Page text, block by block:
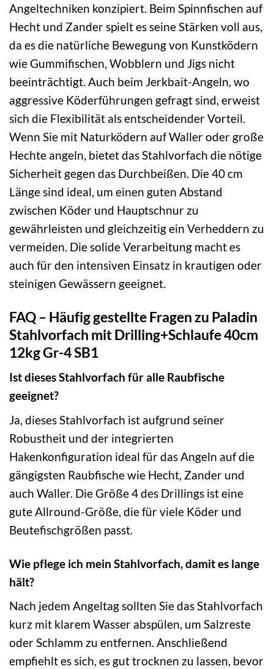
Angeltechniken konzipiert. Beim Spinnfischen auf
Hecht und Zander spielt es seine Stärken voll aus,
da es die natürliche Bewegung von Kunstködern
wie Gummifischen, Wobblern und Jigs nicht
beeinträchtigt. Auch beim Jerkbait-Angeln, wo
aggressive Köderführungen gefragt sind, erweist
sich die Flexibilität als entscheidender Vorteil.
Wenn Sie mit Naturködern auf Waller oder große
Hechte angeln, bietet das Stahlvorfach die nötige
Sicherheit gegen das Durchbeißen. Die 40 cm
Länge sind ideal, um einen guten Abstand
zwischen Köder und Hauptschnur zu
gewährleisten und gleichzeitig ein Verheddern zu
vermeiden. Die solide Verarbeitung macht es
auch für den intensiven Einsatz in krautigen oder
steinigen Gewässern geeignet.
FAQ – Häufig gestellte Fragen zu Paladin
Stahlvorfach mit Drilling+Schlaufe 40cm
12kg Gr-4 SB1
Ist dieses Stahlvorfach für alle Raubfische
geeignet?
Ja, dieses Stahlvorfach ist aufgrund seiner
Robustheit und der integrierten
Hakenkonfiguration ideal für das Angeln auf die
gängigsten Raubfische wie Hecht, Zander und
auch Waller. Die Größe 4 des Drillings ist eine
gute Allround-Größe, die für viele Köder und
Beutefischgrößen passt.
Wie pflege ich mein Stahlvorfach, damit es lange
hält?
Nach jedem Angeltag sollten Sie das Stahlvorfach
kurz mit klarem Wasser abspülen, um Salzreste
oder Schlamm zu entfernen. Anschließend
empfiehlt es sich, es gut trocknen zu lassen, bevor